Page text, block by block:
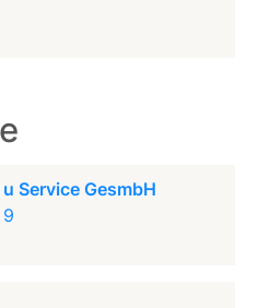
Service GesmbH